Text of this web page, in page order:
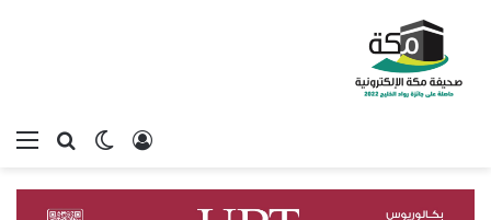
بحثالوضع
تسجيل الدخول